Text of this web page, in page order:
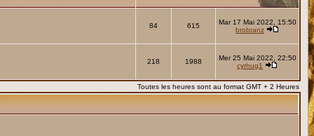
84 615
Mar 17 Mai 2022, 15:50
brobranz
218 1988
Mer 25 Mai 2022, 22:50
cyrhug1
Toutes les heures sont au format GMT + 2 Heures